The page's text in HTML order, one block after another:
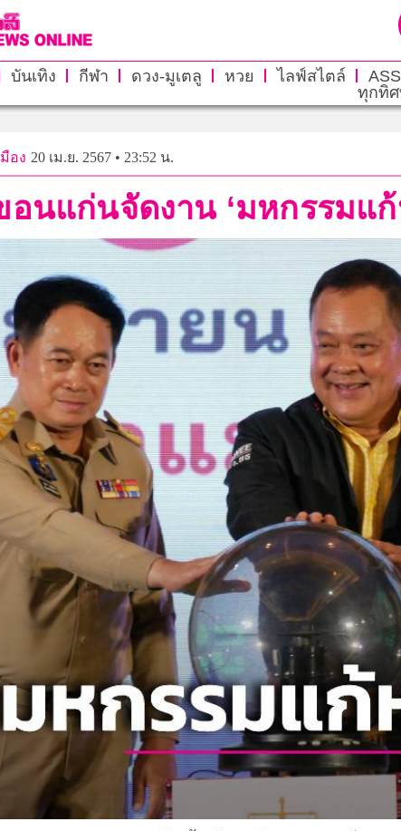
บันเทิง กีฬา ดวง-มูเตลู หวย ไลฟ์สไตล์
ทุกทิศ
อง 20 เม.ย. 2567 • 23:52 น.
อนแก่นจัดงาน ‘มหกรรมแ